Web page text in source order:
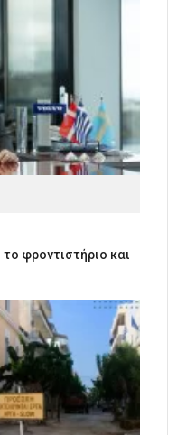
φροντιστήριο και